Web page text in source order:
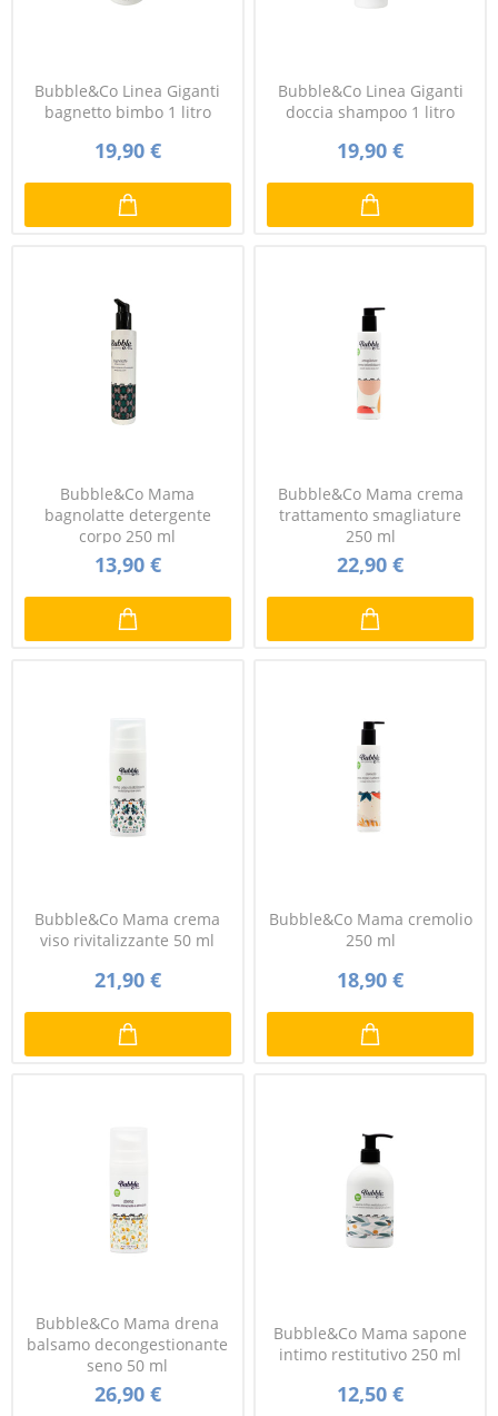
Bubble&Co Linea Giganti
bagnetto bimbo 1 litro
19,90 €
Bubble&Co Linea Giganti
doccia shampoo 1 litro
19,90 €
Bubble&Co Mama
bagnolatte detergente
corpo 250 ml
13,90 €
Bubble&Co Mama crema
trattamento smagliature
250 ml
22,90 €
Bubble&Co Mama crema
viso rivitalizzante 50 ml
21,90 €
Bubble&Co Mama cremolio
250 ml
18,90 €
Bubble&Co Mama drena
balsamo decongestionante
seno 50 ml
26,90 €
Bubble&Co Mama sapone
intimo restitutivo 250 ml
12,50 €